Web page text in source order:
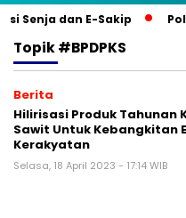
Senja dan E-Sakip
Topik#BPDPKS
Berita
Hilirisasi Produk Tahunan
Sawit Untuk Kebangkitan
Kerakyatan
Selasa, 18 April 2023 - 17:14 WIB